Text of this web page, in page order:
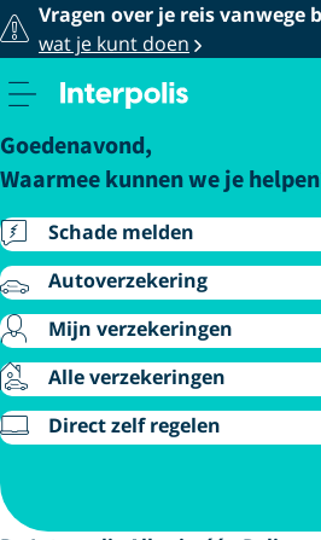
Vragen over je reis vanwege
wat je kunt doen
Interpolis
Goedenavond,
Waarmee kunnen we je
Schade melden
Autoverzekering
Mijn verzekeringen
Alle verzekeringen
Direct zelf regelen